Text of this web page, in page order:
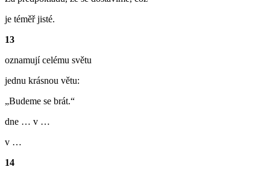
je téměř jisté.
13
oznamují celému světu
jednu krásnou větu:
„Budeme se brát.“
dne … v …
v …
14